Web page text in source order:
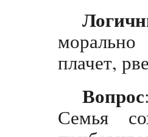
морально
плачет,
Вопрос
Семья